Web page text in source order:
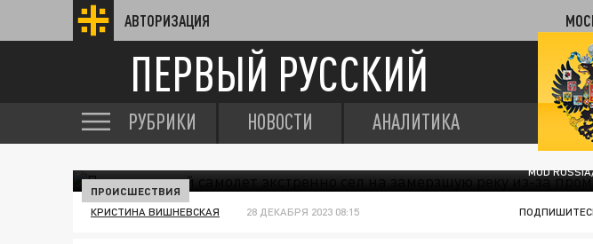
АВТОРИЗАЦИЯ
ПЕРВЫЙ РУССКИЙ
РУБРИКИ НОВОСТИ АНАЛИТИКА
MOD
ПРОИСШЕСТВИЯ
КРИСТИНА ВИШНЕВСКАЯ 28 ДЕКАБРЯ 2023 08:15